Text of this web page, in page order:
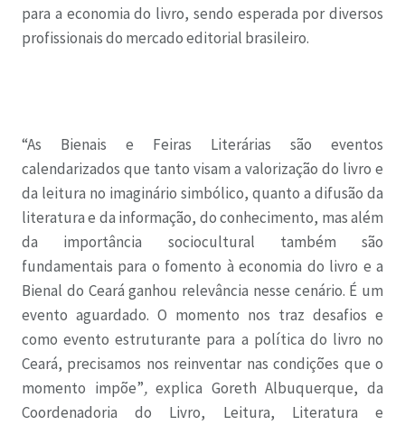
para a economia do livro, sendo esperada por diversos
profissionais do mercado editorial brasileiro.
“As Bienais e Feiras Literárias são eventos
calendarizados que tanto visam a valorização do livro e
da leitura no imaginário simbólico, quanto a difusão da
literatura e da informação, do conhecimento, mas além
da importância sociocultural também são
fundamentais para o fomento à economia do livro e a
Bienal do Ceará ganhou relevância nesse cenário. É um
evento aguardado. O momento nos traz desafios e
como evento estruturante para a política do livro no
Ceará, precisamos nos reinventar nas condições que o
momento impõe”,explica Goreth Albuquerque, da
Coordenadoria do Livro, Leitura, Literatura e